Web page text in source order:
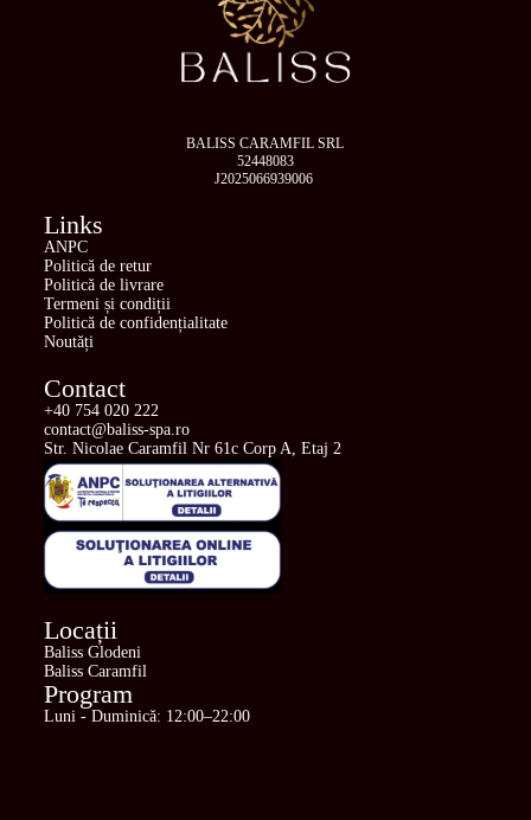
BALISS CARAMFIL SRL
52448083
J2025066939006
Links
ANPC
Politică de retur
Politică de livrare
Termeni și condiții
Politică de confidențialitate
Noutăți
Contact
+40 754 020 222
contact@baliss-spa.ro
Str. Nicolae Caramfil Nr 61c Corp A, Etaj 2
Locații
Baliss Glodeni
Baliss Caramfil
Program
Luni - Duminică: 12:00–22:00